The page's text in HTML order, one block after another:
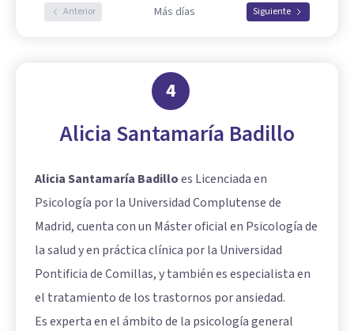
Anterior Más días Siguiente
4
Alicia Santamaría Badillo
Alicia Santamaría Badilloes Licenciada en
Psicología por la Universidad Complutense de
Madrid, cuenta con un Máster oficial en Psicología de
la salud y en práctica clínica por la Universidad
Pontificia de Comillas, y también es especialista en
el tratamiento de los trastornos por ansiedad.
Es experta en el ámbito de la psicología general